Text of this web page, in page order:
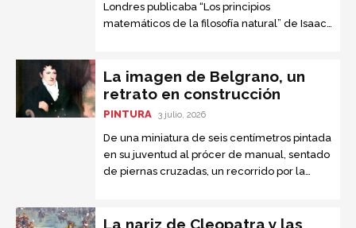
Londres publicaba “Los principios
matemáticos de la filosofía natural” de Isaac
científica más importante jamás escrita.
La imagen de Belgrano, un
retrato en construcción
PINTURA 3 julio, 2026
De una miniatura de seis centímetros pintada
en su juventud al prócer de manual, sentado
de piernas cruzadas, un recorrido por la
La nariz de Cleopatra y las